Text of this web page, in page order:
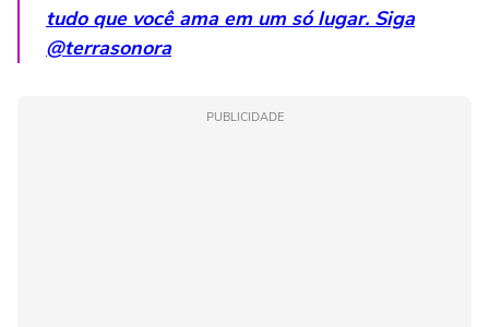
tudo que você ama em um só lugar. Siga
@terrasonora
PUBLICIDADE